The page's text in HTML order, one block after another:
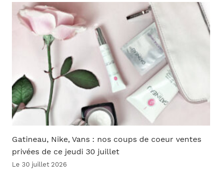
Gatineau, Nike, Vans : nos coups de coeur ventes
privées de ce jeudi 30 juillet
Le 30 juillet 2026